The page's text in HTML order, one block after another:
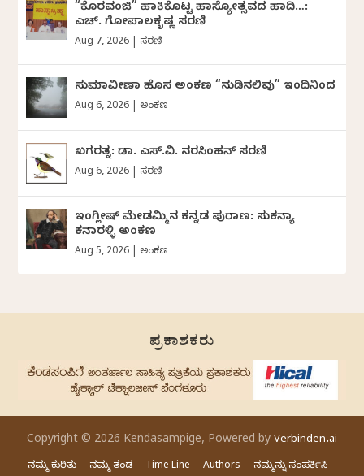
“ಕೊರವಂಜಿ” ಹಾಕಿಕೊಟ್ಟ ಹಾಸ್ಯೋತ್ಸವದ ಹಾದಿ…:
ಎಚ್. ಗೋಪಾಲಕೃಷ್ಣ ಸರಣಿ
Aug 7, 2026 ಸರಣಿ
ಸುಮಾವೀಣಾ ಹೊಸ ಅಂಕಣ “ನುಡಿನಲಿವು” ಇಂದಿನಿಂದ
Aug 6, 2026 ಅಂಕಣ
ಖಗರತ್ನ: ಡಾ. ಎಸ್.ವಿ. ನರಸಿಂಹನ್‌‌ ಸರಣಿ
Aug 6, 2026 ಸರಣಿ
ಇಂಗ್ಲೀಷ್ ಮೇಡಮ್ಮಿನ ಕನ್ನಡ ಪುರಾಣ: ಸುಕನ್ಯಾ
ಕನಾರಳ್ಳಿ ಅಂಕಣ
Aug 5, 2026 ಅಂಕಣ
ಪ್ರಕಾಶಕರು
Copyright © 2026 Kendasampige, Powered by Verbinden.ai
ನಮ್ಮ ಕುರಿತು ನಮ್ಮ ತಂಡ Time Line Authors ನಮ್ಮನ್ನು ಸಂಪರ್ಕಿಸಿ